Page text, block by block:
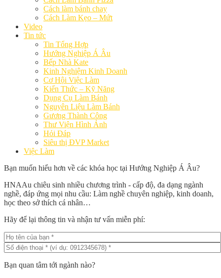
Cách làm bánh chay
Cách Làm Kẹo – Mứt
Video
Tin tức
Tin Tổng Hợp
Hướng Nghiệp Á Âu
Bếp Nhà Kate
Kinh Nghiệm Kinh Doanh
Cơ Hội Việc Làm
Kiến Thức – Kỹ Năng
Dụng Cụ Làm Bánh
Nguyên Liệu Làm Bánh
Gương Thành Công
Thư Viện Hình Ảnh
Hỏi Đáp
Siêu thị ĐVP Market
Việc Làm
Bạn muốn hiểu hơn về các khóa học tại Hướng Nghiệp Á Âu?
HNAAu chiêu sinh nhiều chương trình - cấp độ, đa dạng ngành
nghề, đáp ứng mọi nhu cầu: Làm nghề chuyên nghiệp, kinh doanh,
học theo sở thích cá nhân…
Hãy để lại thông tin và nhận tư vấn miễn phí:
Bạn quan tâm tới ngành nào?